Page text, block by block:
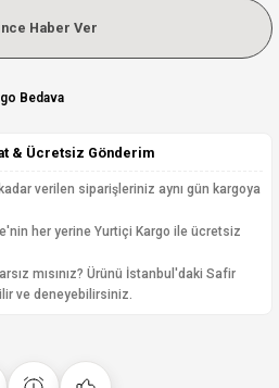
Haber Ver
Bedava
& Ücretsiz Gönderim
verilen siparişleriniz aynı gün kargoya
her yerine Yurtiçi Kargo ile ücretsiz
mısınız? Ürünü İstanbul'daki Safir
ve deneyebilirsiniz.